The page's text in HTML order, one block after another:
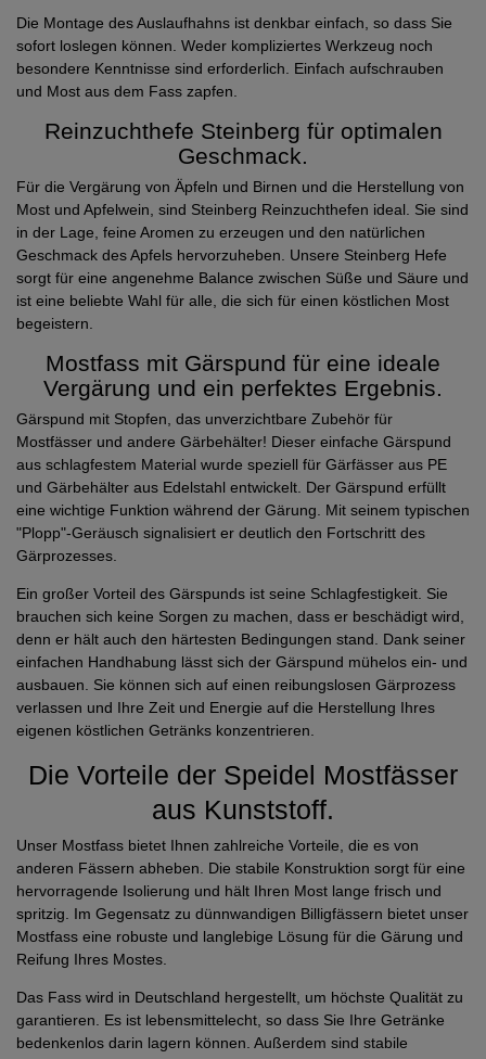
Die Montage des Auslaufhahns ist denkbar einfach, so dass Sie
sofort loslegen können. Weder kompliziertes Werkzeug noch
besondere Kenntnisse sind erforderlich. Einfach aufschrauben
und Most aus dem Fass zapfen.
Reinzuchthefe Steinberg für optimalen
Geschmack.
Für die Vergärung von Äpfeln und Birnen und die Herstellung von
Most und Apfelwein, sind Steinberg Reinzuchthefen ideal. Sie sind
in der Lage, feine Aromen zu erzeugen und den natürlichen
Geschmack des Apfels hervorzuheben. Unsere Steinberg Hefe
sorgt für eine angenehme Balance zwischen Süße und Säure und
ist eine beliebte Wahl für alle, die sich für einen köstlichen Most
begeistern.
Mostfass mit Gärspund für eine ideale
Vergärung und ein perfektes Ergebnis.
Gärspund mit Stopfen, das unverzichtbare Zubehör für
Mostfässer und andere Gärbehälter! Dieser einfache Gärspund
aus schlagfestem Material wurde speziell für Gärfässer aus PE
und Gärbehälter aus Edelstahl entwickelt. Der Gärspund erfüllt
eine wichtige Funktion während der Gärung. Mit seinem typischen
"Plopp"-Geräusch signalisiert er deutlich den Fortschritt des
Gärprozesses.
Ein großer Vorteil des Gärspunds ist seine Schlagfestigkeit. Sie
brauchen sich keine Sorgen zu machen, dass er beschädigt wird,
denn er hält auch den härtesten Bedingungen stand. Dank seiner
einfachen Handhabung lässt sich der Gärspund mühelos ein- und
ausbauen. Sie können sich auf einen reibungslosen Gärprozess
verlassen und Ihre Zeit und Energie auf die Herstellung Ihres
eigenen köstlichen Getränks konzentrieren.
Die Vorteile der Speidel Mostfässer
aus Kunststoff.
Unser Mostfass bietet Ihnen zahlreiche Vorteile, die es von
anderen Fässern abheben. Die stabile Konstruktion sorgt für eine
hervorragende Isolierung und hält Ihren Most lange frisch und
spritzig. Im Gegensatz zu dünnwandigen Billigfässern bietet unser
Mostfass eine robuste und langlebige Lösung für die Gärung und
Reifung Ihres Mostes.
Das Fass wird in Deutschland hergestellt, um höchste Qualität zu
garantieren. Es ist lebensmittelecht, so dass Sie Ihre Getränke
bedenkenlos darin lagern können. Außerdem sind stabile